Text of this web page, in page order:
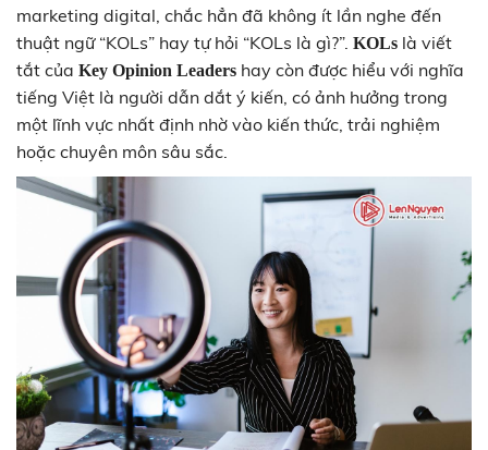
marketing digital, chắc hẳn đã không ít lần nghe đến
thuật ngữ “KOLs” hay tự hỏi “KOLs là gì?”. KOLs là viết
tắt của Key Opinion Leaders hay còn được hiểu với nghĩa
tiếng Việt là người dẫn dắt ý kiến, có ảnh hưởng trong
một lĩnh vực nhất định nhờ vào kiến thức, trải nghiệm
hoặc chuyên môn sâu sắc.